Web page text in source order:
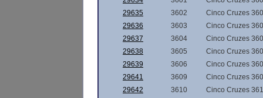
29635
3602
Cinco Cruzes
29636
3603
Cinco Cruzes
29637
3604
Cinco Cruzes
29638
3605
Cinco Cruzes
29639
3606
Cinco Cruzes
29641
3609
Cinco Cruzes
29642
3610
Cinco Cruzes